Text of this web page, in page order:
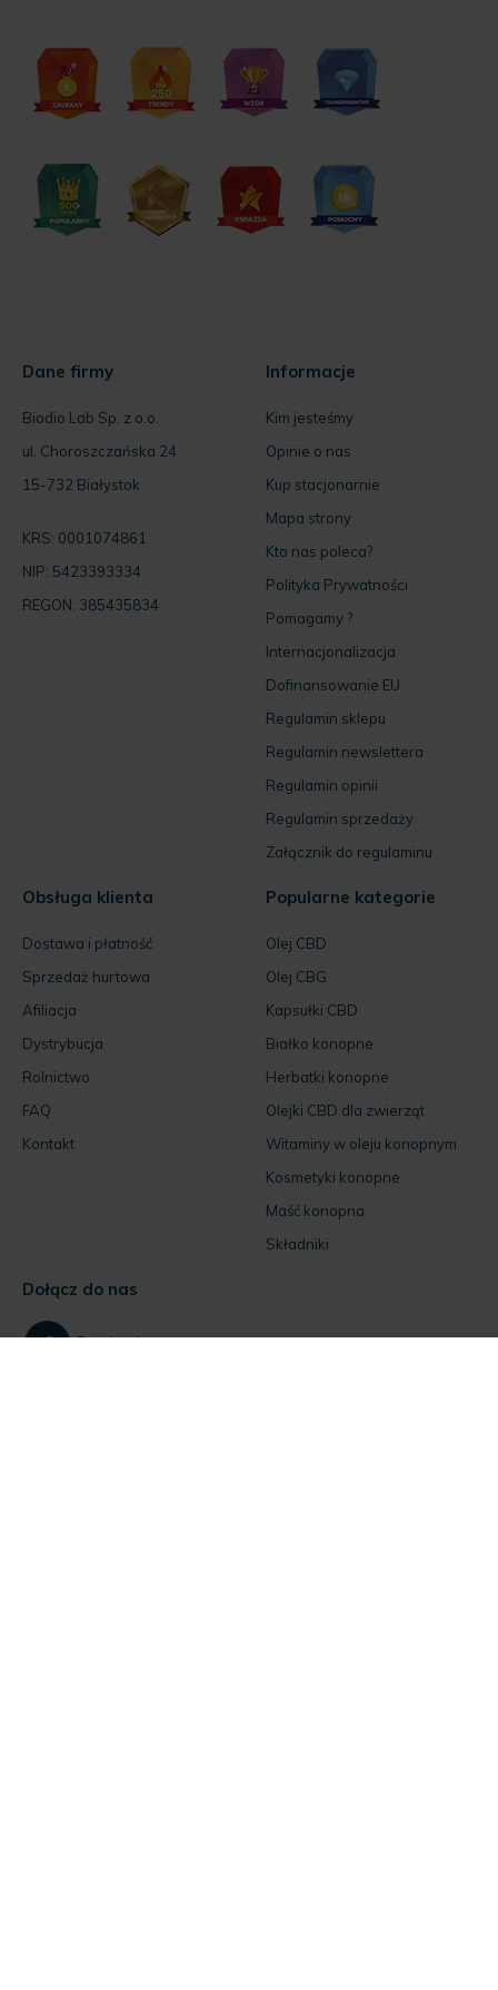
Dane firmy
Biodio Lab Sp. z o.o.
ul. Choroszczańska 24
15-732 Białystok
KRS: 0001074861
NIP: 5423393334
REGON: 385435834
Informacje
Kim jesteśmy
Opinie o nas
Kup stacjonarnie
Mapa strony
Kto nas poleca?
Polityka Prywatności
Pomagamy ?
Internacjonalizacja
Dofinansowanie EU
Regulamin sklepu
Regulamin newslettera
Regulamin opinii
Regulamin sprzedaży
Załącznik do regulaminu
Obsługa klienta
Dostawa i płatność
Sprzedaż hurtowa
Afiliacja
Dystrybucja
Rolnictwo
FAQ
Kontakt
Popularne kategorie
Olej CBD
Olej CBG
Kapsułki CBD
Białko konopne
Herbatki konopne
Olejki CBD dla zwierząt
Witaminy w oleju konopnym
Kosmetyki konopne
Maść konopna
Składniki
Dołącz do nas
Facebook